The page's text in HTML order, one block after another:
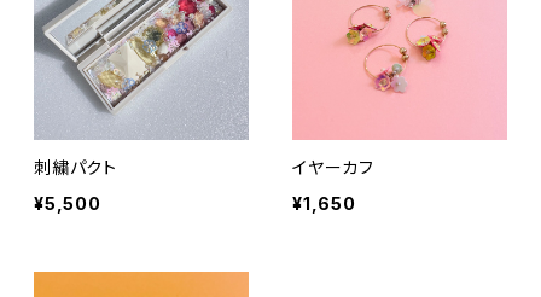
刺繍パクト
¥5,500
イヤーカフ
¥1,650